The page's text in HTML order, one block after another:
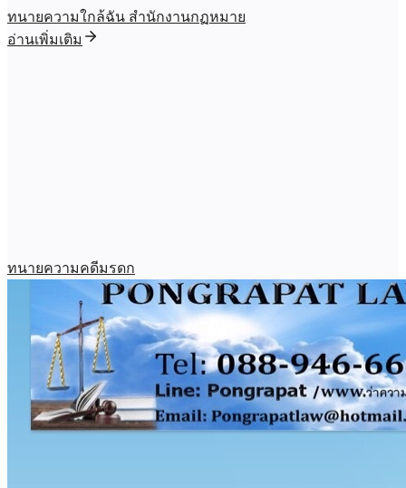
ทนายความใกล้ฉัน สำนักงานกฏหมาย
อ่านเพิ่มเติม
ทนายความคดีมรดก